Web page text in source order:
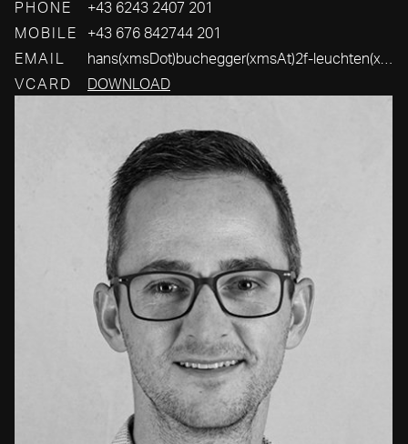
PHONE
+43 6243 2407 201
MOBILE
+43 676 842744 201
EMAIL
hans(xmsDot)buchegger(xmsAt)2f-leuchten(xmsDot)com
VCARD
DOWNLOAD